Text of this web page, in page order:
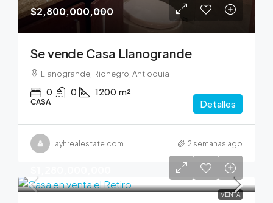
$2,800,000,000
Se vende Casa Llanogrande
Llanogrande, Rionegro, Antioquia
0 0 1200 m²
CASA Detalles
ayhrealestate.com 2 semanas ago
VENTA